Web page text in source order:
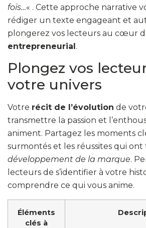
fois…« . Cette approche narrative
rédiger un texte engageant et
plongerez vos lecteurs au cœur
entrepreneurial.
Plongez vos
votre univers
Votre récit de l’évolution de
transmettre la passion et
animent. Partagez les moments
surmontés et les réussites qui
développement de la marque.
lecteurs de s’identifier à votre
comprendre ce qui vous anime.
Éléments
clés à